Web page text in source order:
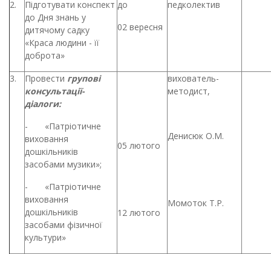
2.
Підготувати конспект
до Дня знань у
дитячому садку
«Краса людини - її
доброта»
до
02 вересня
педколектив
3. Провести групові
консультації-
діалоги:
- «Патріотичне
виховання
дошкільників
засобами музики»;
- «Патріотичне
виховання
дошкільників
засобами фізичної
культури»
05 лютого
12 лютого
вихователь-
методист,
Денисюк О.М.
Момоток Т.Р.